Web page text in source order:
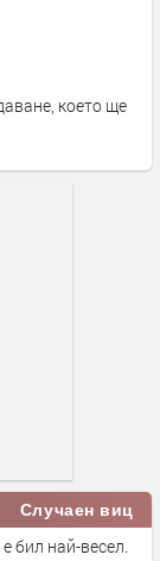
което ще
Случаен виц
бил най-весел.